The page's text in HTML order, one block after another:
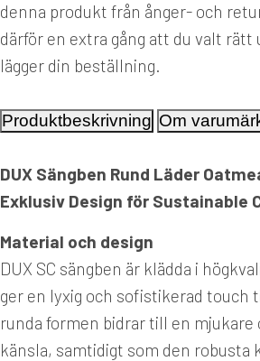
denna produkt från ånger- och
därför en extra gång att du valt rätt
lägger din beställning.
Produktbeskrivning Om
DUX Sängben Rund Läder
Exklusiv Design för Sustainable
Material och design
DUX SC sängben är klädda i
ger en lyxig och sofistikerad touch
runda formen bidrar till en mjukare
känsla, samtidigt som den robusta